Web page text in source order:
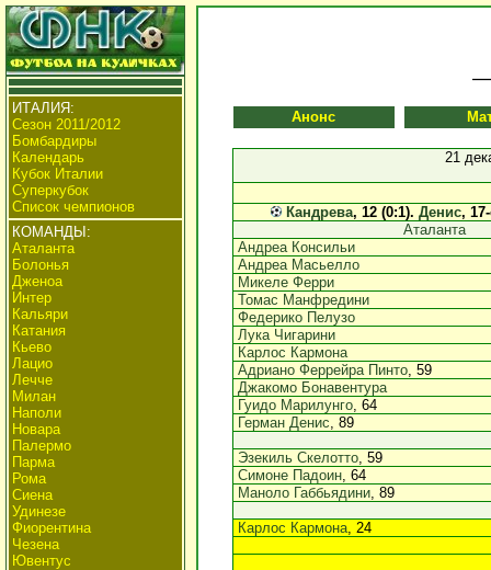
ИТАЛИЯ:
Сезон 2011/2012
Бомбардиры
Календарь
Кубок Италии
Суперкубок
Список чемпионов
КОМАНДЫ:
Аталанта
Болонья
Дженоа
Интер
Кальяри
Катания
Кьево
Лацио
Лечче
Милан
Наполи
Новара
Палермо
Парма
Рома
Сиена
Удинезе
Фиорентина
Чезена
Ювентус
Анонс
21
Кандрева, 12 (0:1). Денис,
Аталанта
Андреа Консильи
Андреа Масьелло
Микеле Ферри
Томас Манфредини
Федерико Пелузо
Лука Чигарини
Карлос Кармона
Адриано Феррейра Пинто, 59
Джакомо Бонавентура
Гуидо Марилунго, 64
Герман Денис, 89
Эзекиль Скелотто, 59
Симоне Падоин, 64
Маноло Габбьядини, 89
Карлос Кармона, 24